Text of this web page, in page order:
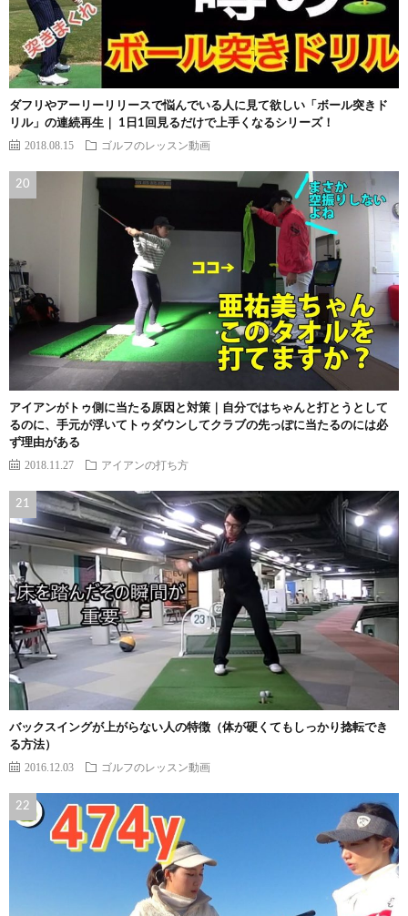
ダフリやアーリーリリースで悩んでいる人に見て欲しい「ボール突きド
リル」の連続再生｜ 1日1回見るだけで上手くなるシリーズ！
2018.08.15 ゴルフのレッスン動画
アイアンがトゥ側に当たる原因と対策｜自分ではちゃんと打とうとして
るのに、手元が浮いてトゥダウンしてクラブの先っぽに当たるのには必
ず理由がある
2018.11.27 アイアンの打ち方
バックスイングが上がらない人の特徴（体が硬くてもしっかり捻転でき
る方法）
2016.12.03 ゴルフのレッスン動画